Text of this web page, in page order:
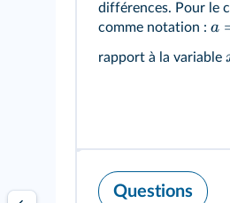
différences. Pour le
comme notation : a
rapport à la variable
Questions